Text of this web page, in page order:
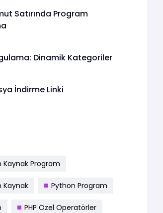
Satırında Program
Dinamik Kategoriler
İndirme Linki
Kaynak Program
Kaynak Python Program
PHP Özel Operatörler